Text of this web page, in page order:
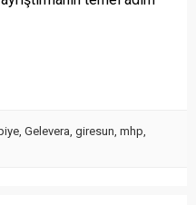
Gelevera giresun mhp